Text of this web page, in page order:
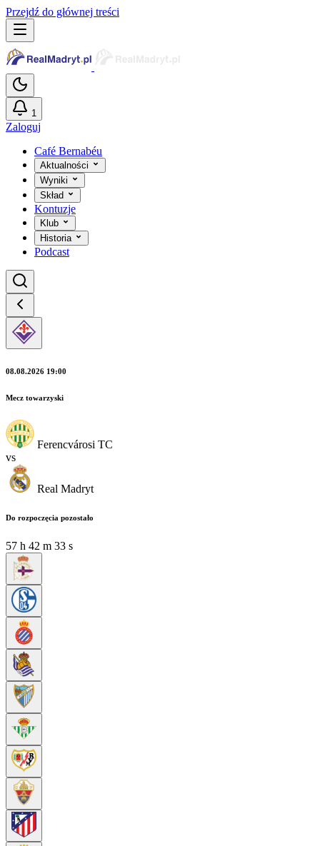
Przejdź do głównej treści
1
Zaloguj
Café Bernabéu
Aktualności
Wyniki
Skład
Kontuzje
Klub
Historia
Podcast
08.08.2026 19:00
Mecz towarzyski
Ferencvárosi TC
vs
Real Madryt
Do rozpoczęcia pozostało
57 h 42 m 31 s